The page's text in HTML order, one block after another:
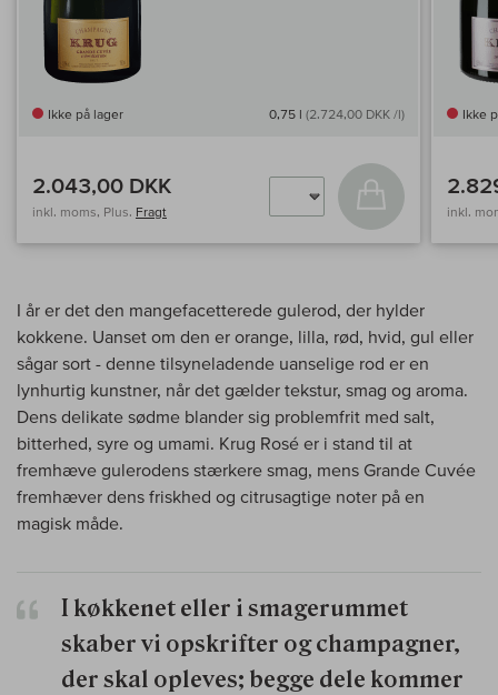
Ikke på lager 0,75 l (2.724,00 DKK /l)
2.043,00 DKK
inkl. moms, Plus. Fragt
Læg i kurv
Ikke
inkl.
I år er det den mangefacetterede gulerod, der hylder
kokkene. Uanset om den er orange, lilla, rød, hvid, gul eller
sågar sort - denne tilsyneladende uanselige rod er en
lynhurtig kunstner, når det gælder tekstur, smag og aroma.
Dens delikate sødme blander sig problemfrit med salt,
bitterhed, syre og umami. Krug Rosé er i stand til at
fremhæve gulerodens stærkere smag, mens Grande Cuvée
fremhæver dens friskhed og citrusagtige noter på en
magisk måde.
I køkkenet eller i smagerummet
skaber vi opskrifter og champagner,
der skal opleves; begge dele kommer